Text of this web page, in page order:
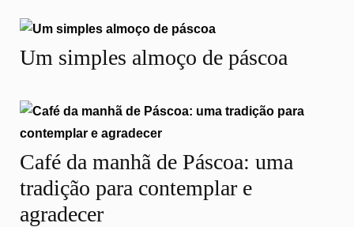
Um simples almoço de páscoa
Café da manhã de Páscoa: uma
tradição para contemplar e
agradecer